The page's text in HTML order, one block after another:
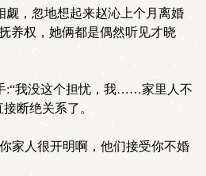
觑，忽地想起来赵沁上个月离婚
养权，她俩都是偶然听见才晓
:“我没这个担忧，我……家里人不
断绝关系了。
家人很开明啊，他们接受你不婚